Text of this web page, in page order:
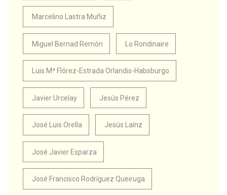
Marcelino Lastra Muñiz
Miguel Bernad Remón Lo Rondinaire
Luis Mª Flórez-Estrada Orlandis-Habsburgo
Javier Urcelay Jesús Pérez
José Luis Orella Jesús Laínz
José Javier Esparza
José Francisco Rodríguez Queiruga